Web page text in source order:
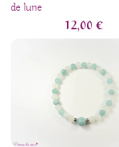
de lune
12,00€